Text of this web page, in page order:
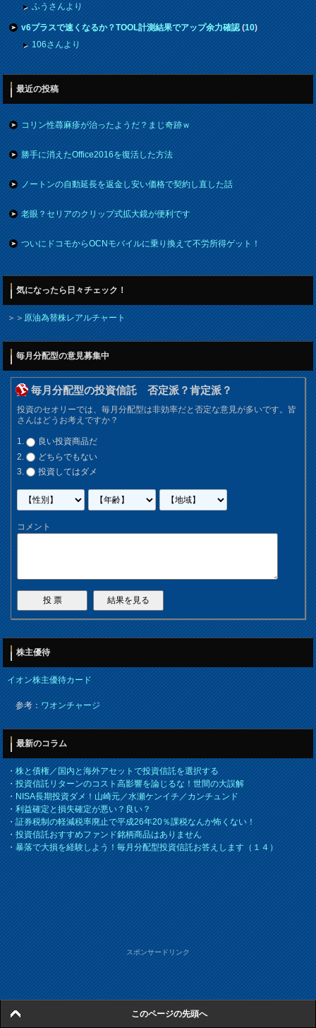
ふうさんより
v6プラスで速くなるか？TOOL計測結果でアップ余力確認(10)
106さんより
最近の投稿
コリン性蕁麻疹が治ったようだ？まじ奇跡ｗ
勝手に消えたOffice2016を復活した方法
ノートンの自動延長を返金し安い価格で契約し直した話
老眼？セリアのクリップ式拡大鏡が便利です
ついにドコモからOCNモバイルに乗り換えて不労所得ゲット！
気になったら日々チェック！
＞＞原油為替株レアルチャート
毎月分配型の意見募集中
毎月分配型の投資信託 否定派？肯定派？
投資のセオリーでは、毎月分配型は非効率だと否定な意見が多いです。皆
さんはどうお考えですか？
良い投資商品だ
どちらでもない
投資してはダメ
コメント
株主優待
イオン株主優待カード
参考：ワオンチャージ
最新のコラム
・株と債権／国内と海外アセットで投資信託を選択する
・投資信託リターンのコスト高影響を論じるな！世間の大誤解
・NISA長期投資ダメ！山崎元／水瀬ケンイチ／カンチュンド
・利益確定と損失確定が悪い？良い？
・証券税制の軽減税率廃止で平成26年20％課税なんか怖くない！
・投資信託おすすめファンド銘柄商品はありません
・暴落で大損を経験しよう！毎月分配型投資信託お答えします（１４）
スポンサードリンク
このページの先頭へ